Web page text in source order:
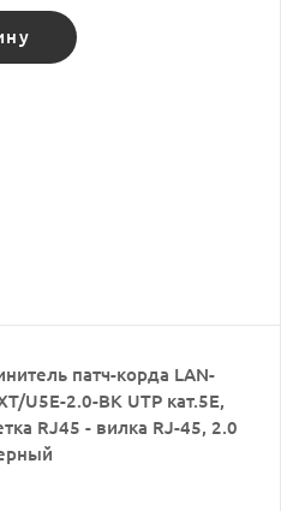
патч-корда LAN-
U5E-2.0-BK UTP кат.5E,
RJ45 - вилка RJ-45, 2.0